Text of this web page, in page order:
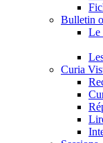
Bulletin
Le
Curia